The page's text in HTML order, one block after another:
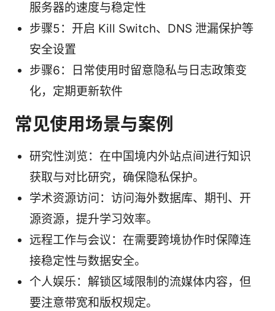
服务器的速度与稳定性
步骤5：开启 Kill Switch、DNS 泄漏保护等
安全设置
步骤6：日常使用时留意隐私与日志政策变
化，定期更新软件
常见使用场景与案例
研究性浏览：在中国境内外站点间进行知识
获取与对比研究，确保隐私保护。
学术资源访问：访问海外数据库、期刊、开
源资源，提升学习效率。
远程工作与会议：在需要跨境协作时保障连
接稳定性与数据安全。
个人娱乐：解锁区域限制的流媒体内容，但
要注意带宽和版权规定。